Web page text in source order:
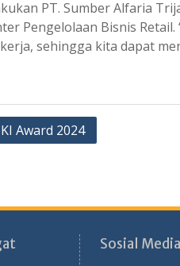
PT. Sumber Alfaria
Pengelolaan Bisnis
sehingga kita dapat
Award 2024
Sosial Media